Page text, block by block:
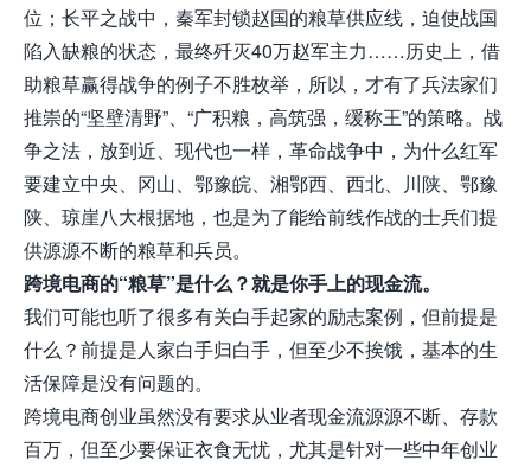
位；长平之战中，秦军封锁赵国的粮草供应线，迫使战国
陷入缺粮的状态，最终歼灭40万赵军主力……历史上，借
助粮草赢得战争的例子不胜枚举，所以，才有了兵法家们
推崇的“坚壁清野”、“广积粮，高筑强，缓称王”的策略。战
争之法，放到近、现代也一样，革命战争中，为什么红军
要建立中央、冈山、鄂豫皖、湘鄂西、西北、川陕、鄂豫
陕、琼崖八大根据地，也是为了能给前线作战的士兵们提
供源源不断的粮草和兵员。
跨境电商的“粮草”是什么？就是你手上的现金流。
我们可能也听了很多有关白手起家的励志案例，但前提是
什么？前提是人家白手归白手，但至少不挨饿，基本的生
活保障是没有问题的。
跨境电商创业虽然没有要求从业者现金流源源不断、存款
百万，但至少要保证衣食无忧，尤其是针对一些中年创业